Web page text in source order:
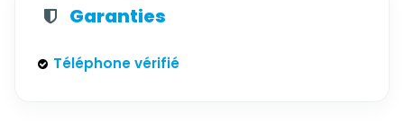
Garanties
Téléphone vérifié